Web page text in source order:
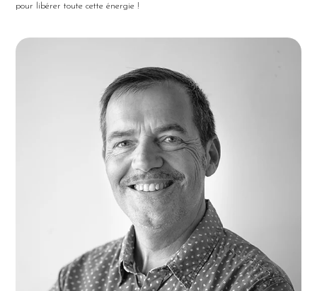
pour libérer toute cette énergie !